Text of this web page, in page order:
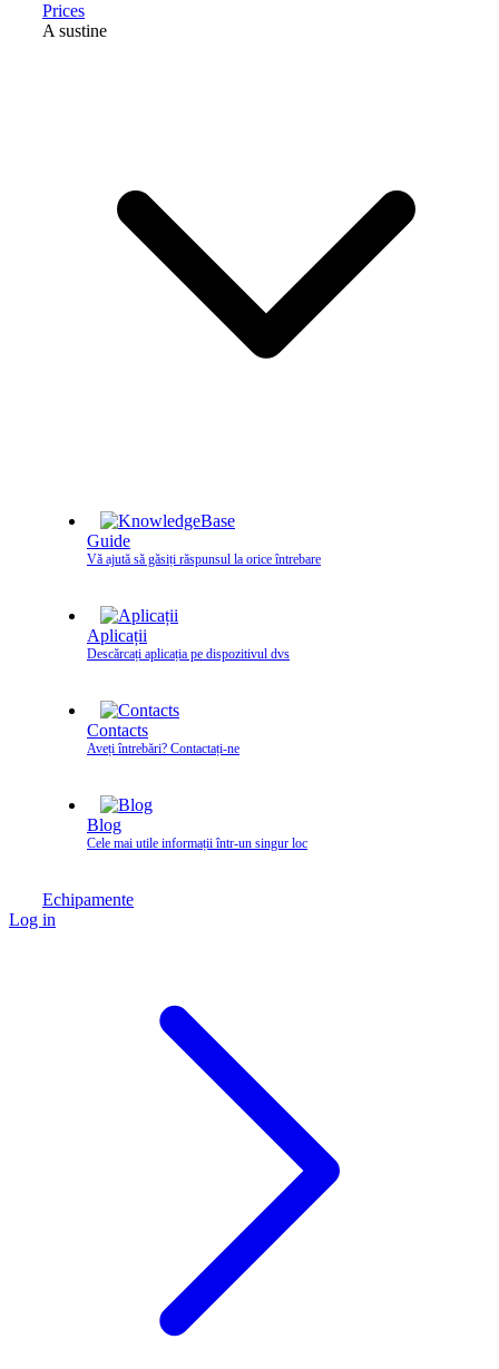
Prices
A sustine
Guide
Vă ajută să găsiți răspunsul la orice întrebare
Aplicații
Descărcați aplicația pe dispozitivul dvs
Contacts
Aveți întrebări? Contactați‑ne
Blog
Cele mai utile informații într-un singur loc
Echipamente
Log in